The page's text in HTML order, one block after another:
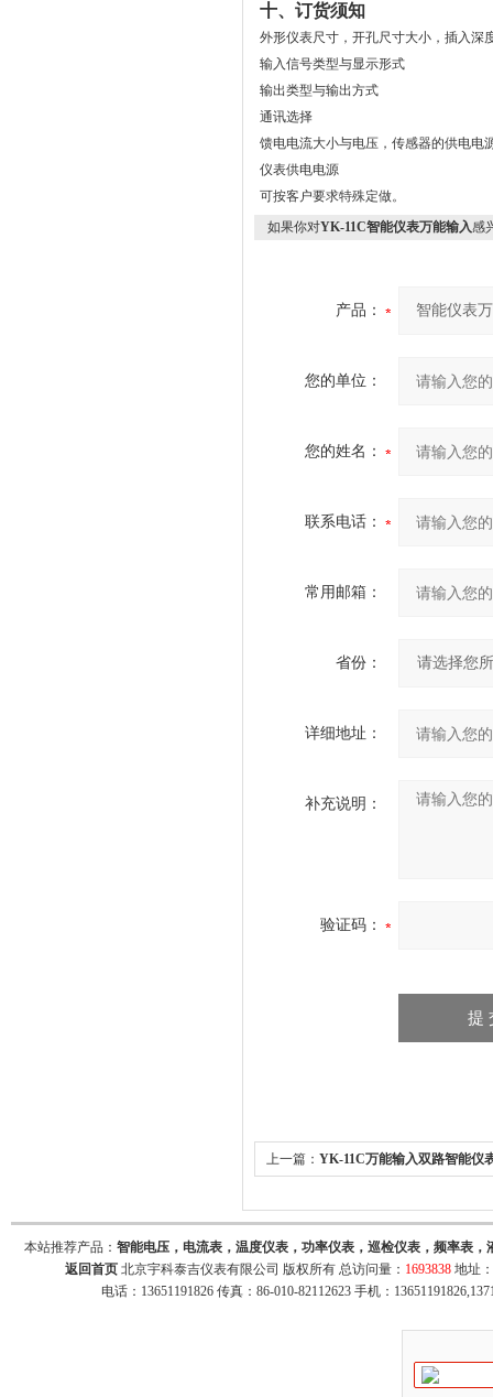
十、订货须知
外形仪表尺寸，开孔尺寸大小，插入深
输入信号类型与显示形式
输出类型与输出方式
通讯选择
馈电电流大小与电压，传感器的供电电
仪表供电电源
可按客户要求特殊定做。
如果你对YK-11C智能仪表万能输入感
产品：
您的单位：
您的姓名：
联系电话：
常用邮箱：
省份：
详细地址：
补充说明：
验证码：
上一篇： YK-11C万能输入双路智能仪
本站推荐产品： 智能电压，电流表，温度仪表，功率仪表，巡检仪表，频率表
返回首页 北京宇科泰吉仪表有限公司 版权所有 总访问量： 1693838 地址
电话：13651191826 传真：86-010-82112623 手机：